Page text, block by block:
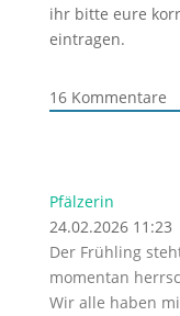
ihr bitte eure
eintragen.
16Kommentare
Pfälzerin
24.02.2026 11:23
Der Frühling
momentan
Wir alle haben